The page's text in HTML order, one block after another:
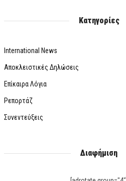
Κατηγορίες
International News
Αποκλειστικές Δηλώσεις
Επίκαιρα Λόγια
Ρεπορτάζ
Συνεντεύξεις
Διαφήμιση